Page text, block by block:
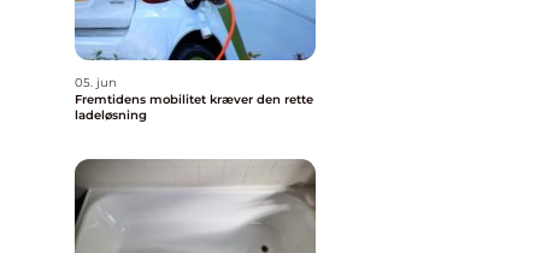
05. jun
Fremtidens mobilitet kræver den rette
ladeløsning